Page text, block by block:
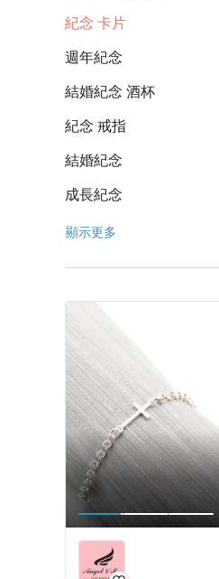
紀念 卡片
週年紀念
結婚紀念 酒杯
紀念 戒指
結婚紀念
成長紀念
顯示更多